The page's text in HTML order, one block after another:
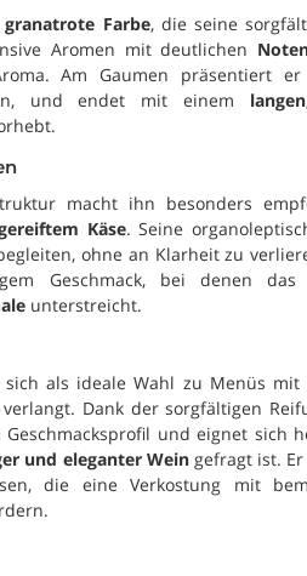
granatrote Farbe, die seine
Aromen mit deutlichen
Am Gaumen präsentiert
und endet mit einem
macht ihn besonders
Käse. Seine
ohne an Klarheit zu
Geschmack, bei denen
unterstreicht.
sich als ideale Wahl zu Menüs mit
Dank der sorgfältigen
Geschmacksprofil und eignet sich
und eleganter Weingefragt ist.
die eine Verkostung mit